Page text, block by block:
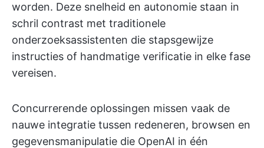
worden. Deze snelheid en autonomie staan in
schril contrast met traditionele
onderzoeksassistenten die stapsgewijze
instructies of handmatige verificatie in elke fase
vereisen.
Concurrerende oplossingen missen vaak de
nauwe integratie tussen redeneren, browsen en
gegevensmanipulatie die OpenAI in één